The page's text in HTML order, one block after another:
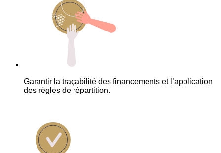
Garantir la traçabilité des financements et l’application
des règles de répartition.